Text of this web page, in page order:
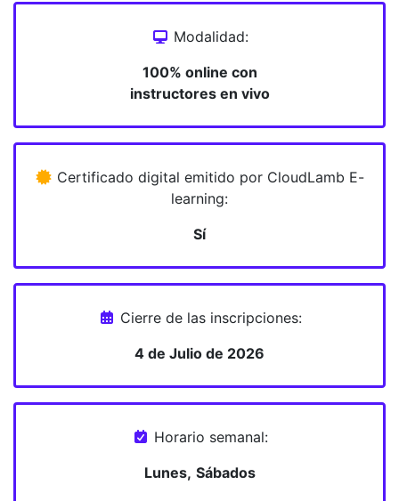
Modalidad:
100% online con
instructores en vivo
Certificado digital emitido por CloudLamb E-
learning:
Sí
Cierre de las inscripciones:
4 de Julio de 2026
Horario semanal:
Lunes, Sábados